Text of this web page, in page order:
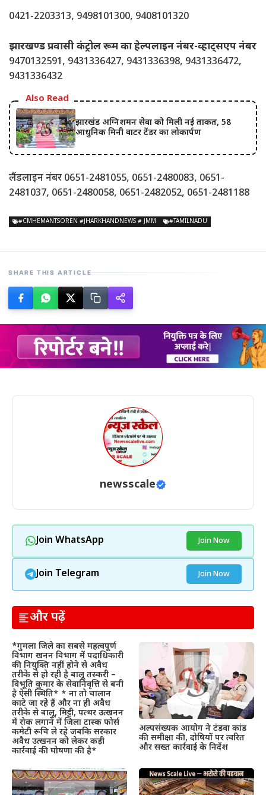
0421-2203313, 9498101300, 9408101320
झारखण्ड प्रवासी कंट्रोल रूम का हेल्पलाइन नंबर-व्हाट्सएप नंबर
9470132591, 9431336427, 9431336398, 9431336472,
9431336432
Also Read
झारखंड अग्निशमन सेवा को मिली नई ताकत, 58
आधुनिक मिनी वाटर टेंडर का लोकार्पण
लैंडलाइन नंबर 0651-2481055, 0651-2480083, 0651-
2481037, 0651-2480058, 0651-2482052, 0651-2481188
#CMHEMANTSOREN #JHARKHANDNEWS # JMM #TAMILNADU
SHARE THIS ARTICLE
newsscale
Join WhatsApp Join Now
Join Telegram Join Now
और पढ़ें
*गुमला जिले का सबसे महत्वपूर्ण
विभाग खनन विभाग में पदाधिकारी
की नियुक्ति नहीं होने से अवैध
तरीके से हो रही है बालू तस्करी –
विभूति कुमार के सेवानिवृत्ति से बनी
है ऐसी स्थिति* * ना तो चालान
काटे जा रहे हैं और ना ही अवैध
तरीके से बालू, मिट्टी, पत्थर उत्खनन
में रोक लगाने में जिला टास्क फोर्स
कमेटी रूचि ले रहे जबकि सरकार
अवैध उत्खनन को लेकर कड़ी
कार्रवाई की घोषणा की है*
अल्पसंख्यक आयोग ने टंडवा कांड
की समीक्षा की, दोषियों पर त्वरित
और सख्त कार्रवाई के निर्देश